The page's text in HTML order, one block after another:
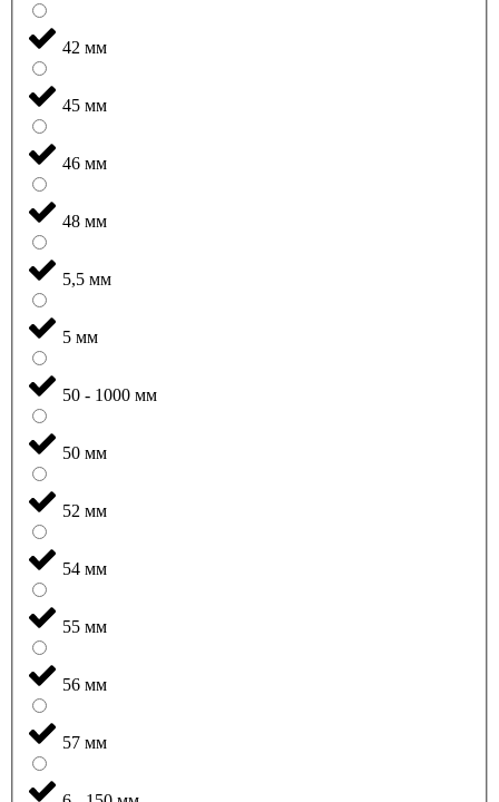
42 мм
45 мм
46 мм
48 мм
5,5 мм
5 мм
50 - 1000 мм
50 мм
52 мм
54 мм
55 мм
56 мм
57 мм